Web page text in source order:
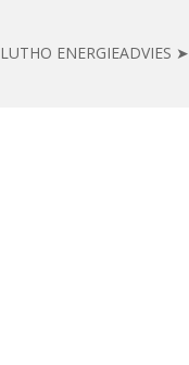
LUTHO ENERGIEADVIES ➤